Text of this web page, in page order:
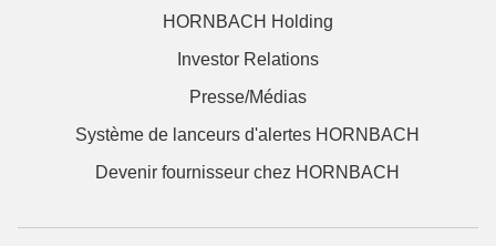
HORNBACH Holding
Investor Relations
Presse/Médias
Système de lanceurs d'alertes HORNBACH
Devenir fournisseur chez HORNBACH